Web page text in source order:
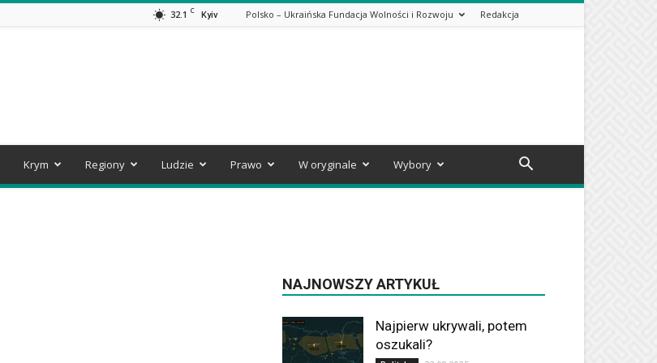
32.1 C Kyiv Polsko – Ukraińska Fundacja Wolności i Rozwoju Redakcja
Krym Regiony Ludzie Prawo W oryginale Wybory
NAJNOWSZY ARTYKUŁ
Najpierw ukrywali, potem
oszukali?